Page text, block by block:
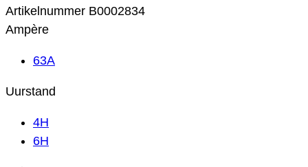
Artikelnummer B0002834
Ampère
63A
Uurstand
4H
6H